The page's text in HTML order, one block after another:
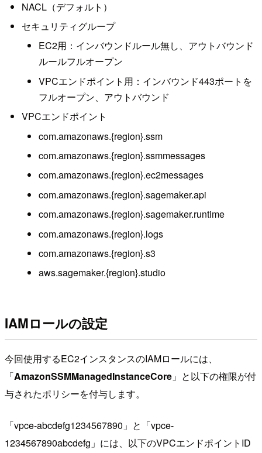
NACL（デフォルト）
セキュリティグループ
EC2用：インバウンドルール無し、アウトバウンド
ルールフルオープン
VPCエンドポイント用：インバウンド443ポートを
フルオープン、アウトバウンド
VPCエンドポイント
com.amazonaws.{region}.ssm
com.amazonaws.{region}.ssmmessages
com.amazonaws.{region}.ec2messages
com.amazonaws.{region}.sagemaker.api
com.amazonaws.{region}.sagemaker.runtime
com.amazonaws.{region}.logs
com.amazonaws.{region}.s3
aws.sagemaker.{region}.studio
IAMロールの設定
今回使用するEC2インスタンスのIAMロールには、
「AmazonSSMManagedInstanceCore 」と以下の権限が付
与されたポリシーを付与します。
「vpce-abcdefg1234567890」と「vpce-
1234567890abcdefg」には、以下のVPCエンドポイントID